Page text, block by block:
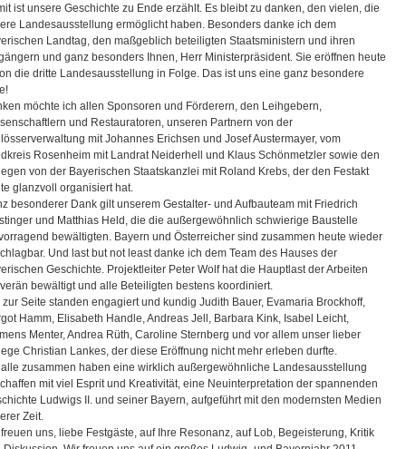
ist unsere Geschichte zu Ende erzählt. Es bleibt zu danken, den vielen, die
Landesausstellung ermöglicht haben. Besonders danke ich dem
Landtag, den maßgeblich beteiligten Staatsministern und ihren
und ganz besonders Ihnen, Herr Ministerpräsident. Sie eröffnen heute
die dritte Landesausstellung in Folge. Das ist uns eine ganz besondere
möchte ich allen Sponsoren und Förderern, den Leihgebern,
und Restauratoren, unseren Partnern von der
mit Johannes Erichsen und Josef Austermayer, vom
Rosenheim mit Landrat Neiderhell und Klaus Schönmetzler sowie den
von der Bayerischen Staatskanzlei mit Roland Krebs, der den Festakt
glanzvoll organisiert hat.
besonderer Dank gilt unserem Gestalter- und Aufbauteam mit Friedrich
und Matthias Held, die die außergewöhnlich schwierige Baustelle
bewältigten. Bayern und Österreicher sind zusammen heute wieder
Und last but not least danke ich dem Team des Hauses der
Geschichte. Projektleiter Peter Wolf hat die Hauptlast der Arbeiten
bewältigt und alle Beteiligten bestens koordiniert.
zur Seite standen engagiert und kundig Judith Bauer, Evamaria Brockhoff,
Hamm, Elisabeth Handle, Andreas Jell, Barbara Kink, Isabel Leicht,
Menter, Andrea Rüth, Caroline Sternberg und vor allem unser lieber
Christian Lankes, der diese Eröffnung nicht mehr erleben durfte.
zusammen haben eine wirklich außergewöhnliche Landesausstellung
mit viel Esprit und Kreativität, eine Neuinterpretation der spannenden
Ludwigs II. und seiner Bayern, aufgeführt mit den modernsten Medien
Zeit.
uns, liebe Festgäste, auf Ihre Resonanz, auf Lob, Begeisterung, Kritik